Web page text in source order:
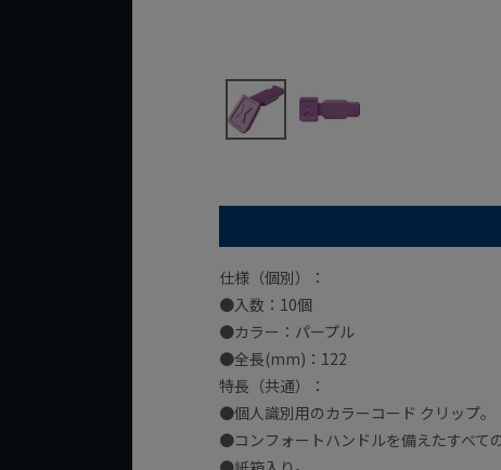
仕様（個別）：
●入数：10個
●カラー：パープル
●全長(mm)：122
特長（共通）：
●個人識別用のカラーコード クリップ。
●コンフォートハンドルを備えたすべて